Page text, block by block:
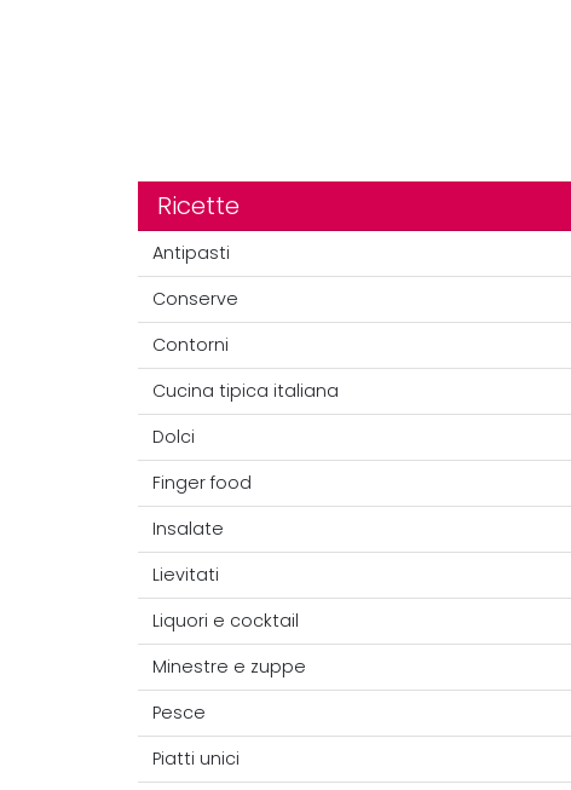
Ricette
Antipasti
Conserve
Contorni
Cucina tipica italiana
Dolci
Finger food
Insalate
Lievitati
Liquori e cocktail
Minestre e zuppe
Pesce
Piatti unici